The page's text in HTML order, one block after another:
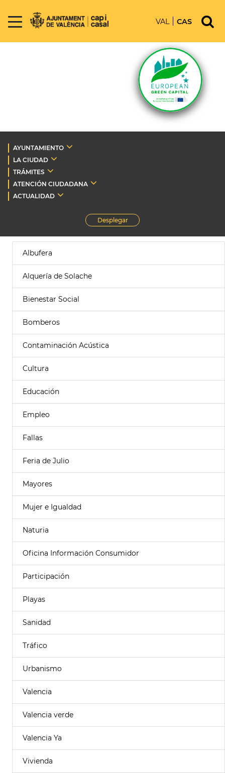
VAL CAS
AYUNTAMIENTO
LA CIUDAD
TRÁMITES
ATENCIÓN CIUDADANA
ACTUALIDAD
Desplegar
Albufera
Alquería de Solache
Bienestar Social
Bomberos
Contaminación Acústica
Cultura
Educación
Empleo
Fallas
Feria de Julio
Mayores
Mujer e Igualdad
Naturia
Oficina Información Consumidor
Participación
Playas
Sanidad
Tráfico
Urbanismo
Valencia
Valencia verde
Valencia Ya
Vivienda